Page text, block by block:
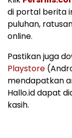
di portal berita
puluhan,
online.
Pastikan juga
Playstore
mendapatkan
Hallo.id dapat
kasih.